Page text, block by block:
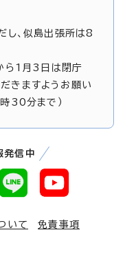
、似島出張所は8
ら1月3日は閉庁
きますようお願い
30分まで）
発信中
いて
免責事項